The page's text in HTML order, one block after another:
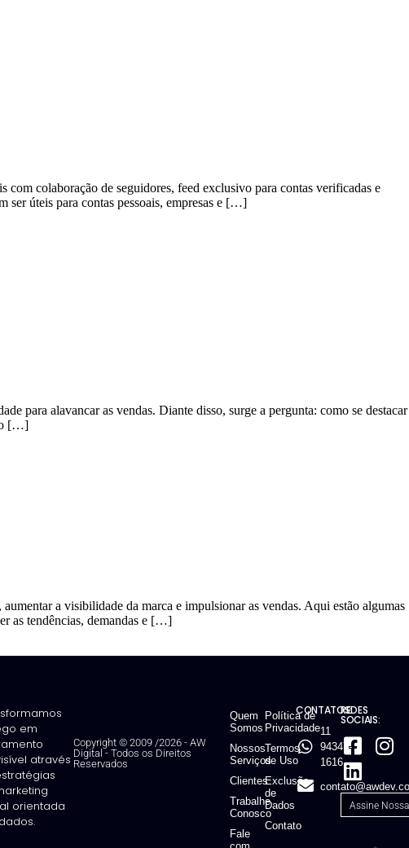
com colaboração de seguidores, feed exclusivo para contas verificadas e
ser úteis para contas pessoais, empresas e […]
para alavancar as vendas. Diante disso, surge a pergunta: como se destacar
o […]
a visibilidade da marca e impulsionar as vendas. Aqui estão algumas
as tendências, demandas e […]
em
através
orientada
Copyright © 2009 /2026 - AW
Digital-Todos os Direitos
Reservados
Quem
Somos
Nossos
Serviços
Clientes
Trabalhe
Conosco
Fale
Política de
Privacidade
Termos
de Uso
Exclusão
de
Dados
Contato
CONTATOS:
11
94347-
1616
REDES
SOCIAIS: